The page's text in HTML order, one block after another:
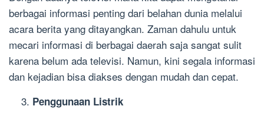
berbagai informasi penting dari belahan dunia melalui
acara berita yang ditayangkan. Zaman dahulu untuk
mecari informasi di berbagai daerah saja sangat sulit
karena belum ada televisi. Namun, kini segala informasi
dan kejadian bisa diakses dengan mudah dan cepat.
Penggunaan Listrik